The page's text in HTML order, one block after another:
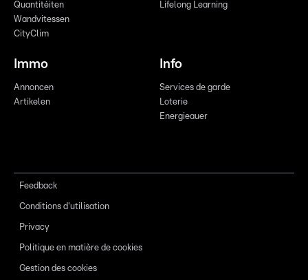
Quantitéiten
Wandvitessen
CityClim
Lifelong Learning
Immo
Annoncen
Artikelen
Info
Services de garde
Loterie
Energieauer
Feedback
Conditions d'utilisation
Privacy
Politique en matière de cookies
Gestion des cookies